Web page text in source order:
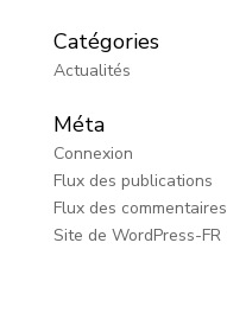
Catégories
Actualités
Méta
Connexion
Flux des publications
Flux des commentaires
Site de WordPress-FR